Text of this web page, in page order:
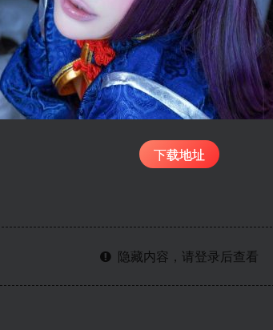
下载地址
隐藏内容，请登录后查看